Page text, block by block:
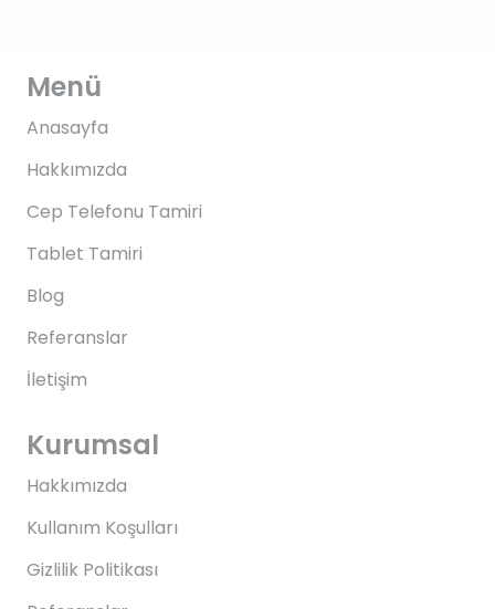
Menü
Anasayfa
Hakkımızda
Cep Telefonu Tamiri
Tablet Tamiri
Blog
Referanslar
İletişim
Kurumsal
Hakkımızda
Kullanım Koşulları
Gizlilik Politikası